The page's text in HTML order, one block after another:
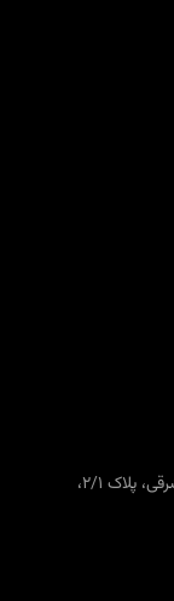
تهران، تهران پارس، فلکه اول، خ پروین نبش ک136شرقی، پلاک 2/1،